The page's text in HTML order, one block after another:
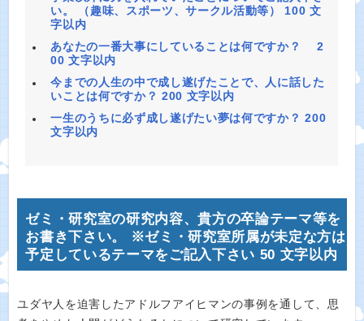
い。 （趣味、スポーツ、サークル活動等） 100 文
字以内
あなたの一番大事にしていることは何ですか？ 2
00 文字以内
今までの人生の中で成し遂げたことで、人に話した
いことは何ですか？ 200 文字以内
一生のうちに必ず成し遂げたい夢は何ですか？ 200
文字以内
ゼミ・研究室の研究内容、貴方の卒論テーマ等を
お書き下さい。 ※ゼミ・研究室所属が未定な方は
予定しているテーマをご記入下さい 50 文字以内
ユダヤ人を迫害したアドルフアイヒマンの事例を通して、思